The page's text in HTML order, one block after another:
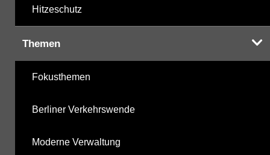
Hitzeschutz
Themen
Fokusthemen
Berliner Verkehrswende
Moderne Verwaltung